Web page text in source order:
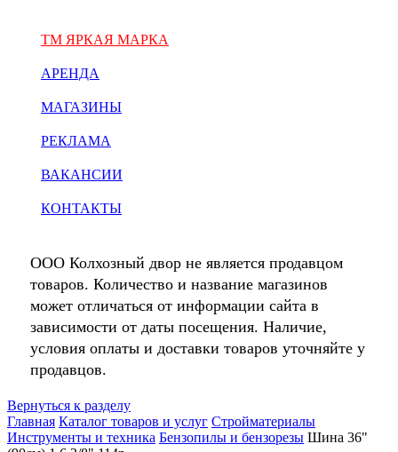
ТМ ЯРКАЯ МАРКА
АРЕНДА
МАГАЗИНЫ
РЕКЛАМА
ВАКАНСИИ
КОНТАКТЫ
ООО Колхозный двор не является продавцом
товаров. Количество и название магазинов
может отличаться от информации сайта в
зависимости от даты посещения. Наличие,
условия оплаты и доставки товаров уточняйте у
продавцов.
Вернуться к разделу
Главная Каталог товаров и услуг Стройматериалы
Инструменты и техника Бензопилы и бензорезы Шина 36"